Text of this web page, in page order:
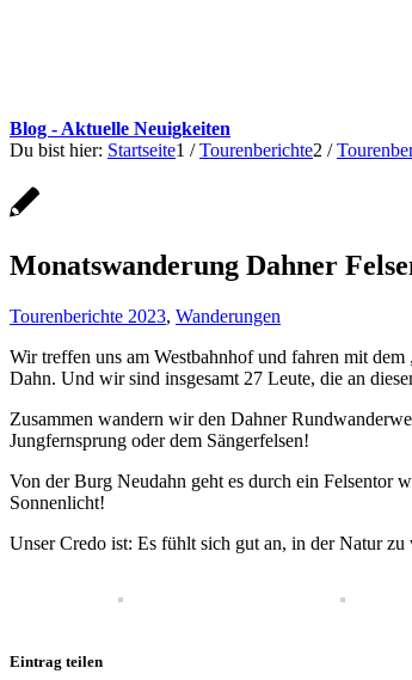
Blog - Aktuelle Neuigkeiten
Du bist hier: Startseite1 / Tourenberichte2 /
Monatswanderung Dahner
Tourenberichte 2023, Wanderungen
Wir treffen uns am Westbahnhof und fahren mit
Dahn. Und wir sind insgesamt 27 Leute, die an
Zusammen wandern wir den Dahner
Jungfernsprung oder dem Sängerfelsen!
Von der Burg Neudahn geht es durch ein Felsentor
Sonnenlicht!
Unser Credo ist: Es fühlt sich gut an, in der Natur zu
Eintrag teilen